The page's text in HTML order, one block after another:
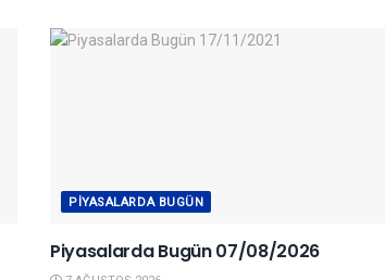
PIYASALARDA BUGÜN
Piyasalarda Bugün 07/08/2026